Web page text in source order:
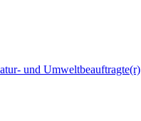
und Umweltbeauftragte(r)